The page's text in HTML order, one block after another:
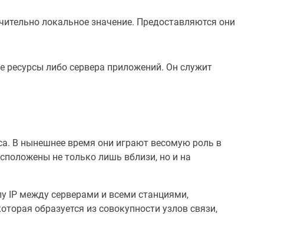
локальное значение. Предоставляются они
либо сервера приложений. Он служит
В нынешнее время они играют весомую роль в
не только лишь вблизи, но и на
IP между серверами и всеми станциями,
образуется из совокупности узлов связи,